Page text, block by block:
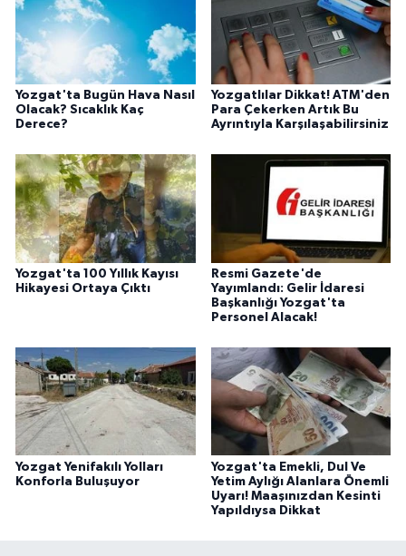
Yozgat'ta Bugün Hava Nasıl
Olacak? Sıcaklık Kaç
Derece?
Yozgatlılar Dikkat! ATM'den
Para Çekerken Artık Bu
Ayrıntıyla Karşılaşabilirsiniz
Yozgat'ta 100 Yıllık Kayısı
Hikayesi Ortaya Çıktı
Resmi Gazete'de
Yayımlandı: Gelir İdaresi
Başkanlığı Yozgat'ta
Personel Alacak!
Yozgat Yenifakılı Yolları
Konforla Buluşuyor
Yozgat'ta Emekli, Dul Ve
Yetim Aylığı Alanlara Önemli
Uyarı! Maaşınızdan Kesinti
Yapıldıysa Dikkat